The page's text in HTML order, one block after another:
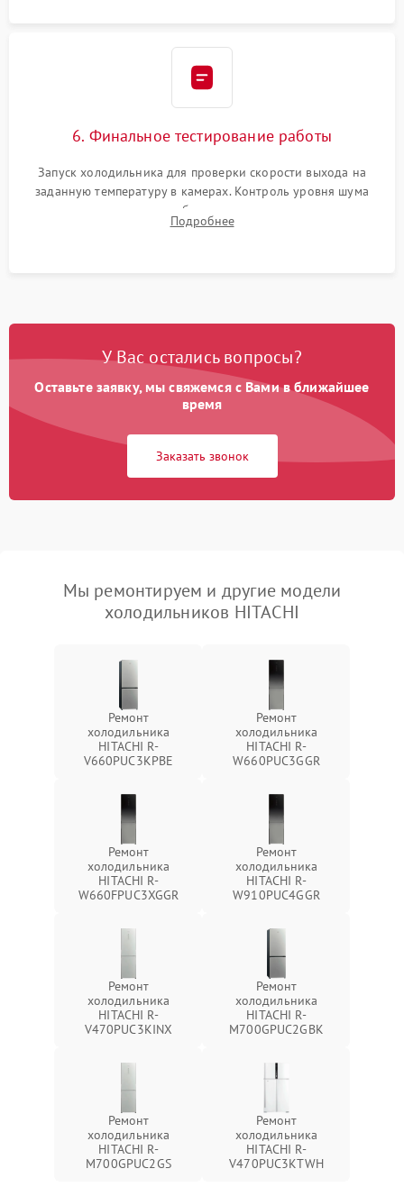
6. Финальное тестирование работы
Запуск холодильника для проверки скорости выхода на
заданную температуру в камерах. Контроль уровня шума
компрессора, отсутствия обмерзания стенок и корректного
срабатывания системы автоматической оттайки.
Подробнее
У Вас остались вопросы?
Оставьте заявку, мы свяжемся с Вами в ближайшее
время
Заказать звонок
Мы ремонтируем и другие модели
холодильников HITACHI
Ремонт
холодильника
HITACHI R-
V660PUC3KPBE
Ремонт
холодильника
HITACHI R-
W660PUC3GGR
Ремонт
холодильника
HITACHI R-
W660FPUC3XGGR
Ремонт
холодильника
HITACHI R-
W910PUC4GGR
Ремонт
холодильника
HITACHI R-
V470PUC3KINX
Ремонт
холодильника
HITACHI R-
M700GPUC2GBK
Ремонт
холодильника
HITACHI R-
M700GPUC2GS
Ремонт
холодильника
HITACHI R-
V470PUC3KTWH